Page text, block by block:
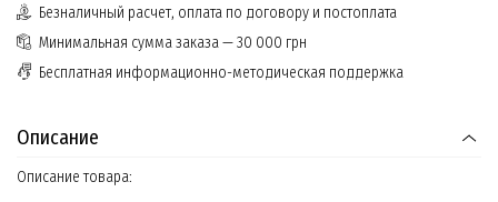
Безналичный расчет, оплата по договору и постоплата
Минимальная сумма заказа — 30 000 грн
Бесплатная информационно-методическая поддержка
Описание
Описание товара: